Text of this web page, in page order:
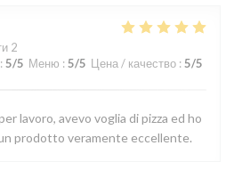
2
: 5/5 Меню : 5/5 Цена / качество : 5/5
lavoro, avevo voglia di pizza ed ho
prodotto veramente eccellente.